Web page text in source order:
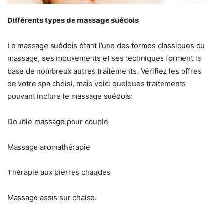
Différents types de massage suédois
Le massage suédois étant l’une des formes classiques du
massage, ses mouvements et ses techniques forment la
base de nombreux autres traitements. Vérifiez les offres
de votre spa choisi, mais voici quelques traitements
pouvant inclure le massage suédois:
Double massage pour couple
Massage aromathérapie
Thérapie aux pierres chaudes
Massage assis sur chaise.